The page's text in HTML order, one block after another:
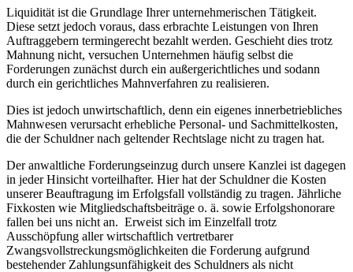
Liquidität ist die Grundlage Ihrer unternehmerischen Tätigkeit.
Diese setzt jedoch voraus, dass erbrachte Leistungen von Ihren
Auftraggebern termingerecht bezahlt werden. Geschieht dies trotz
Mahnung nicht, versuchen Unternehmen häufig selbst die
Forderungen zunächst durch ein außergerichtliches und sodann
durch ein gerichtliches Mahnverfahren zu realisieren.
Dies ist jedoch unwirtschaftlich, denn ein eigenes innerbetriebliches
Mahnwesen verursacht erhebliche Personal- und Sachmittelkosten,
die der Schuldner nach geltender Rechtslage nicht zu tragen hat.
Der anwaltliche Forderungseinzug durch unsere Kanzlei ist dagegen
in jeder Hinsicht vorteilhafter. Hier hat der Schuldner die Kosten
unserer Beauftragung im Erfolgsfall vollständig zu tragen. Jährliche
Fixkosten wie Mitgliedschaftsbeiträge o. ä. sowie Erfolgshonorare
fallen bei uns nicht an. Erweist sich im Einzelfall trotz
Ausschöpfung aller wirtschaftlich vertretbarer
Zwangsvollstreckungsmöglichkeiten die Forderung aufgrund
bestehender Zahlungsunfähigkeit des Schuldners als nicht